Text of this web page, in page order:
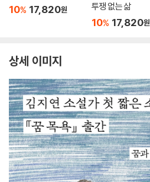
10% 17,820원
투쟁 없는 삶
10% 17,820원
상세 이미지